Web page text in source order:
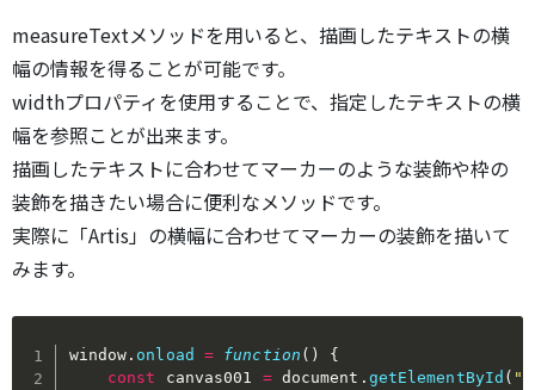
measureTextメソッドを用いると、描画したテキストの横
幅の情報を得ることが可能です。
widthプロパティを使用することで、指定したテキストの横
幅を参照ことが出来ます。
描画したテキストに合わせてマーカーのような装飾や枠の
装飾を描きたい場合に便利なメソッドです。
実際に「Artis」の横幅に合わせてマーカーの装飾を描いて
みます。
window . onload = function ( )
{
const canvas001 = document . getElementById (